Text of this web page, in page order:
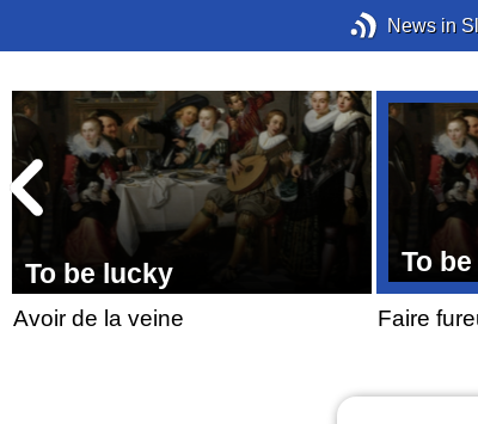
News in
To be lucky
Avoir de la veine
To
Faire